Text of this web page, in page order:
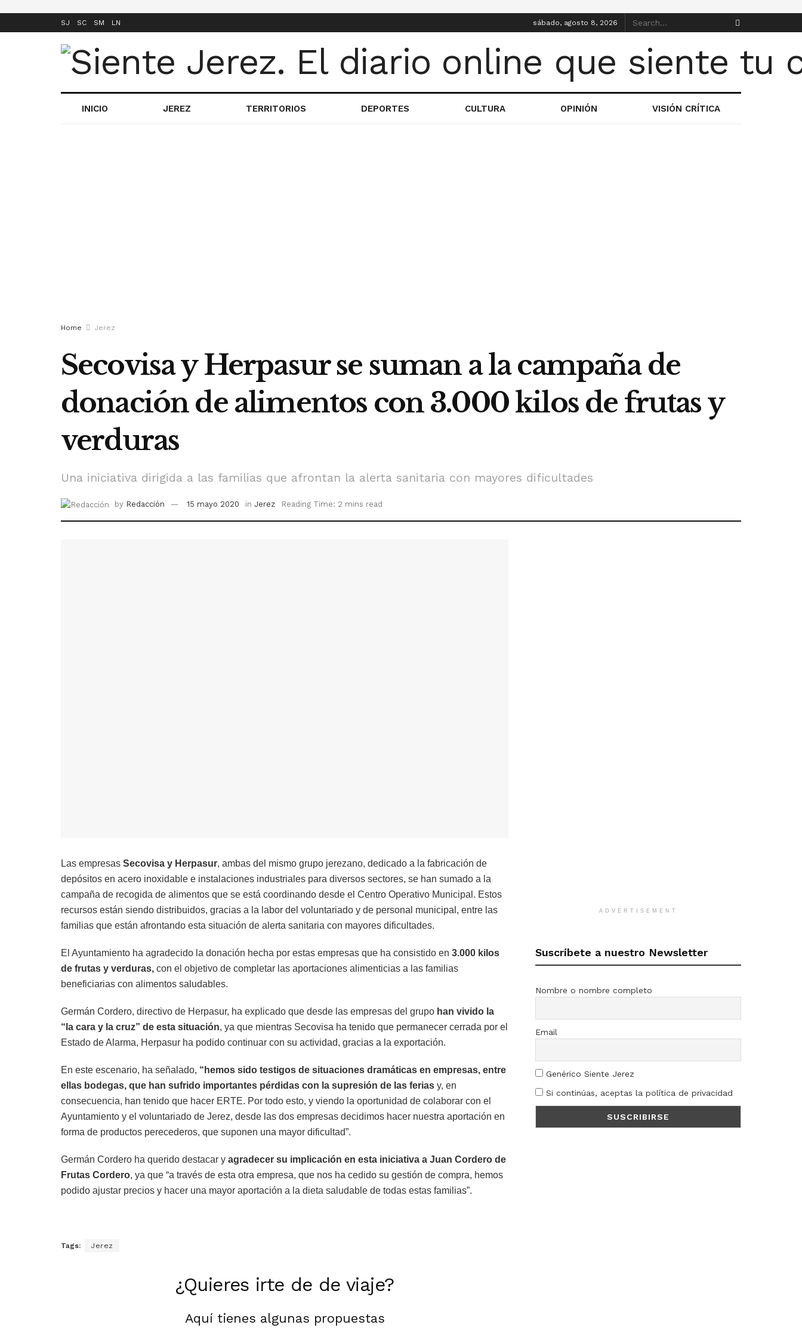
SJ SC SM LN sábado, agosto 8, 2026
INICIO JEREZ TERRITORIOS DEPORTES CULTURA OPINIÓN VISIÓN CRÍTICA
Home Jerez
Secovisa y Herpasur se suman a la campaña de
donación de alimentos con 3.000 kilos de frutas y
verduras
Una iniciativa dirigida a las familias que afrontan la alerta sanitaria con mayores dificultades
by Redacción 15 mayo 2020 in Jerez Reading Time: 2 mins read
Las empresas Secovisa y Herpasur, ambas del mismo grupo jerezano, dedicado a la fabricación de
depósitos en acero inoxidable e instalaciones industriales para diversos sectores, se han sumado a la
campaña de recogida de alimentos que se está coordinando desde el Centro Operativo Municipal. Estos
recursos están siendo distribuidos, gracias a la labor del voluntariado y de personal municipal, entre las
familias que están afrontando esta situación de alerta sanitaria con mayores dificultades.
El Ayuntamiento ha agradecido la donación hecha por estas empresas que ha consistido en 3.000 kilos
de frutas y verduras, con el objetivo de completar las aportaciones alimenticias a las familias
beneficiarias con alimentos saludables.
Germán Cordero, directivo de Herpasur, ha explicado que desde las empresas del grupo han vivido la
“la cara y la cruz” de esta situación, ya que mientras Secovisa ha tenido que permanecer cerrada por el
Estado de Alarma, Herpasur ha podido continuar con su actividad, gracias a la exportación.
En este escenario, ha señalado, “hemos sido testigos de situaciones dramáticas en empresas, entre
ellas bodegas, que han sufrido importantes pérdidas con la supresión de las ferias y, en
consecuencia, han tenido que hacer ERTE. Por todo esto, y viendo la oportunidad de colaborar con el
Ayuntamiento y el voluntariado de Jerez, desde las dos empresas decidimos hacer nuestra aportación en
forma de productos perecederos, que suponen una mayor dificultad”.
Germán Cordero ha querido destacar y agradecer su implicación en esta iniciativa a Juan Cordero de
Frutas Cordero, ya que “a través de esta otra empresa, que nos ha cedido su gestión de compra, hemos
podido ajustar precios y hacer una mayor aportación a la dieta saludable de todas estas familias”.
Tags: Jerez
¿Quieres irte de de viaje?
Aquí tienes algunas propuestas
ADVERTISEMENT
Suscríbete a nuestro Newsletter
Nombre o nombre completo
Email
Genérico Siente Jerez
Si continúas, aceptas la política de privacidad